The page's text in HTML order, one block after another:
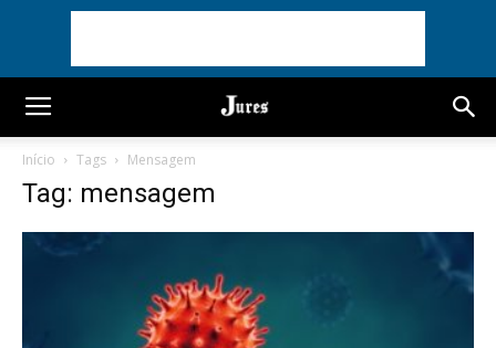
Início Tags Mensagem
Tag: mensagem